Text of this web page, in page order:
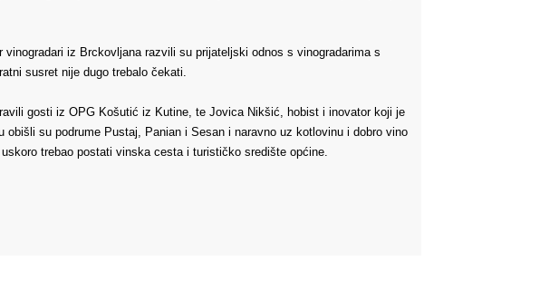
iz Brckovljana razvili su prijateljski odnos s vinogradarima s
susret nije dugo trebalo čekati.
gosti iz OPG Košutić iz Kutine, te Jovica Nikšić, hobist i inovator koji je
obišli su podrume Pustaj, Panian i Sesan i naravno uz kotlovinu i dobro vino
trebao postati vinska cesta i turističko središte općine.